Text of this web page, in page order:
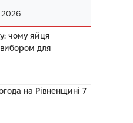
чому яйця
для
на Рівненщині 7